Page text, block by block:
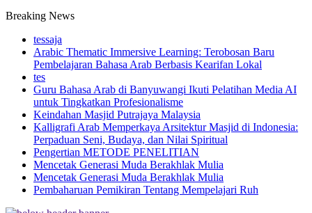
Breaking News
tessaja
Arabic Thematic Immersive Learning: Terobosan Baru
Pembelajaran Bahasa Arab Berbasis Kearifan Lokal
tes
Guru Bahasa Arab di Banyuwangi Ikuti Pelatihan Media AI
untuk Tingkatkan Profesionalisme
Keindahan Masjid Putrajaya Malaysia
Kalligrafi Arab Memperkaya Arsitektur Masjid di Indonesia:
Perpaduan Seni, Budaya, dan Nilai Spiritual
Pengertian METODE PENELITIAN
Mencetak Generasi Muda Berakhlak Mulia
Mencetak Generasi Muda Berakhlak Mulia
Pembaharuan Pemikiran Tentang Mempelajari Ruh